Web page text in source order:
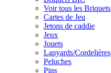
Voir tous les Briquets
Cartes de Jeu
Jetons de caddie
Jeux
Jouets
Lanyards/Cordelières
Peluches
Pins